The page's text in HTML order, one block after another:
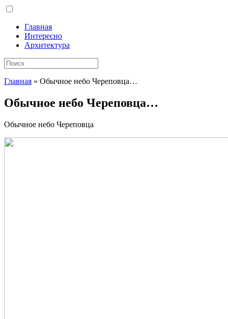
Главная
Интересно
Архитектура
Главная » Обычное небо Череповца…
Обычное небо Череповца…
Обычное небо Череповца